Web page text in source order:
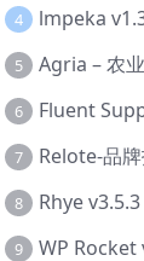
4
5
6
7
8
9